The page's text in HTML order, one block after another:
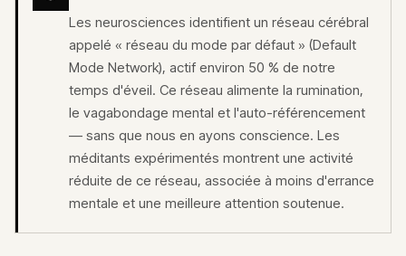
Les neurosciences identifient un réseau cérébral
appelé « réseau du mode par défaut » (Default
Mode Network), actif environ 50 % de notre
temps d'éveil. Ce réseau alimente la rumination,
le vagabondage mental et l'auto-référencement
— sans que nous en ayons conscience. Les
méditants expérimentés montrent une activité
réduite de ce réseau, associée à moins d'errance
mentale et une meilleure attention soutenue.